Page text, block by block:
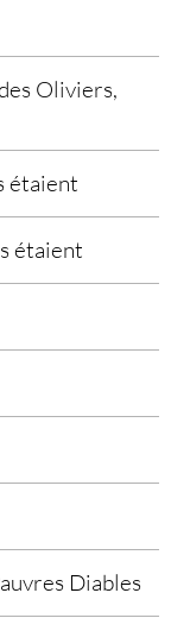
Oliviers,
étaient
étaient
Diables